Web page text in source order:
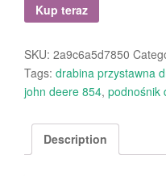
Kup teraz
SKU: 2a9c6a5d7850
Tags: drabina przystawna
john deere 854, podnośnik
Description